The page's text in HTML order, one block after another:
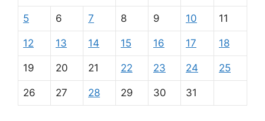
5 6 7 8 9 10 11
12 13 14 15 16 17 18
19 20 21 22 23 24 25
26 27 28 29 30 31